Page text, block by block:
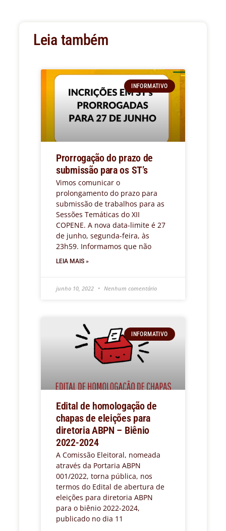
Leia também
INFORMATIVO
Prorrogação do prazo de
submissão para os ST’s
Vimos comunicar o
prolongamento do prazo para
submissão de trabalhos para as
Sessões Temáticas do XII
COPENE. A nova data-limite é 27
de junho, segunda-feira, às
23h59. Informamos que não
LEIA MAIS »
junho 10, 2022 Nenhum comentário
INFORMATIVO
Edital de homologação de
chapas de eleições para
diretoria ABPN – Biênio
2022-2024
A Comissão Eleitoral, nomeada
através da Portaria ABPN
001/2022, torna pública, nos
termos do Edital de abertura de
eleições para diretoria ABPN
para o biênio 2022-2024,
publicado no dia 11